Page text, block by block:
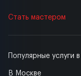
Популярные услуги
В Москве
Стать мастером